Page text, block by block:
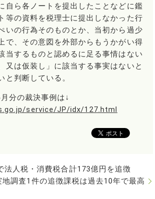
自ら各ノートを提出したことなどに鑑
等の資料を税理士に提出しなかった行
いの行為そのものとか、当初から過少
で、その意図を外部からもうかがい得
当するものと認めるに足る事情はない
又は仮装し」に該当する事実はないと
と判断している。
分の裁決事例は↓
service/JP/idx/127.html
法人税・消費税合計173億円を追徴
地調査1件の追徴課税は過去10年で最高